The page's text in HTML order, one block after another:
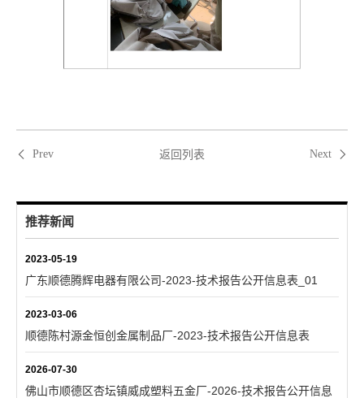
Prev 返回列表 Next
推荐新闻
2023-05-19
广东顺德腾辉电器有限公司-2023-技术报告公开信息表_01
2023-03-06
顺德陈村源金恒创金属制品厂-2023-技术报告公开信息表
2026-07-30
佛山市顺德区杏坛镇威成塑料五金厂-2026-技术报告公开信息